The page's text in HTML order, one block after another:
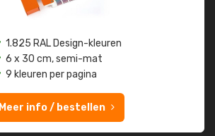
1.825 RAL Design-kleuren
6 x 30 cm, semi-mat
9 kleuren per pagina
Meer info / bestellen